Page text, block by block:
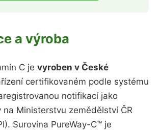
a výroba
C je vyroben v České
certifikovaném podle systému
notifikací jako
na Ministerstvu zemědělství ČR
Surovina PureWay-C™ je